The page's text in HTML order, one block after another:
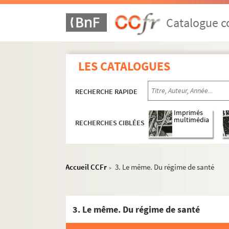
Catalogue
LES CATALOGUES
RECHERCHE RAPIDE
RECHERCHES CIBLÉES
Imprimés
multimédia
Accueil CCFr > 3. Le même. Du régime de santé
3. Le même. Du régime de santé